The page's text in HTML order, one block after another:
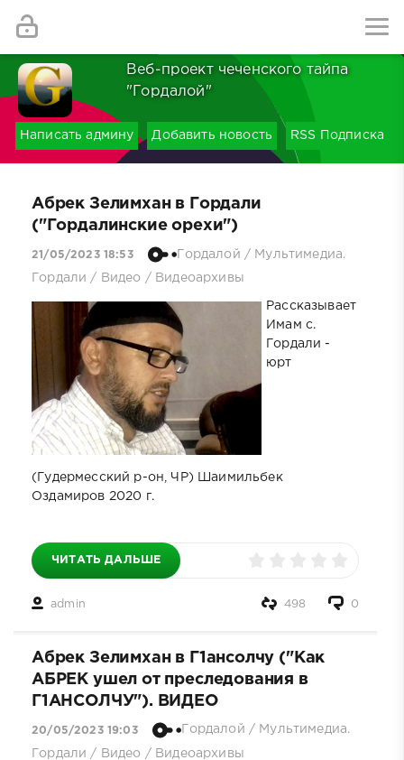
Веб-проект чеченского тайпа
"Гордалой"
Написать админу Добавить новость RSS Подписка
Абрек Зелимхан в Гордали
("Гордалинские орехи")
21/05/2023 18:53 Гордалой / Мультимедиа.
Гордали / Видео / Видеоархивы
Рассказывает
Имам с.
Гордали -
юрт
(Гудермесский р-он, ЧР) Шаимильбек
Оздамиров 2020 г.
ЧИТАТЬ ДАЛЬШЕ
admin 0
498
Абрек Зелимхан в Г1ансолчу ("Как
АБРЕК ушел от преследования в
Г1АНСОЛЧУ"). ВИДЕО
20/05/2023 19:03 Гордалой / Мультимедиа.
Гордали / Видео / Видеоархивы